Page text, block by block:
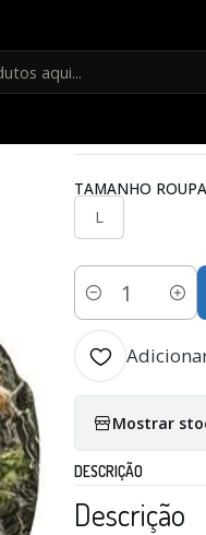
|
TAMANHO ROUPA
L
Quantidade
Mostrar
DESCRIÇÃO
Descrição